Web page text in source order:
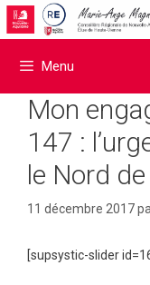
Aller
au
Menu
Mon
147 :
le Nord
11 décembre 2017
[supsystic-slider